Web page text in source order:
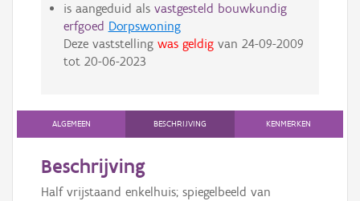
is aangeduid als vastgesteld bouwkundig
erfgoed Dorpswoning
Deze vaststelling was geldigvan 24-09-2009
tot 20-06-2023
ALGEMEEN BESCHRIJVING KENMERKEN
Beschrijving
Half vrijstaand enkelhuis; spiegelbeeld van